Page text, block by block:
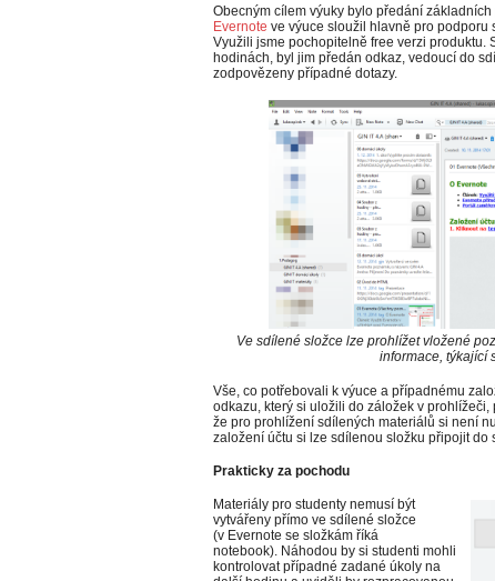
Obecným cílem výuky bylo předání
Evernote ve výuce sloužil hlavně pro
Využili jsme pochopitelně free verzi produktu.
hodinách, byl jim předán odkaz, vedoucí do
zodpovězeny případné dotazy.
Ve sdílené složce lze prohlížet vložené
informace, týkající
Vše, co potřebovali k výuce a případnému
odkazu, který si uložili do záložek v
že pro prohlížení sdílených materiálů si není
založení účtu si lze sdílenou složku připojit do
Prakticky za pochodu
Materiály pro studenty nemusí být
vytvářeny přímo ve sdílené složce
(v Evernote se složkám říká
notebook). Náhodou by si studenti mohli
kontrolovat případné zadané úkoly na